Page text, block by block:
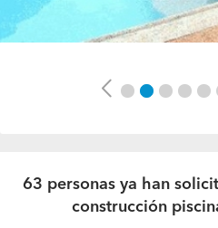
Previous
63 personas ya han
construcción